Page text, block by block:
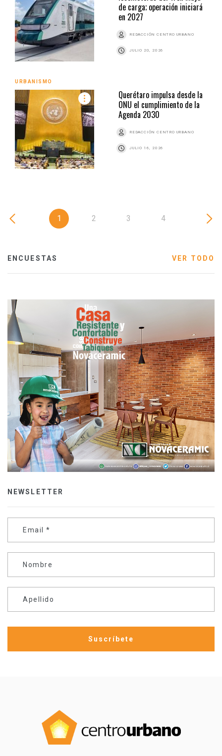
de carga; operación iniciará
en 2027
REDACCIÓN CENTRO URBANO
JULIO 20, 2026
URBANISMO
Querétaro impulsa desde la
ONU el cumplimiento de la
Agenda 2030
REDACCIÓN CENTRO URBANO
JULIO 16, 2026
1 2 3 4
ENCUESTAS VER TODO
NEWSLETTER
Email *
Nombre
Apellido